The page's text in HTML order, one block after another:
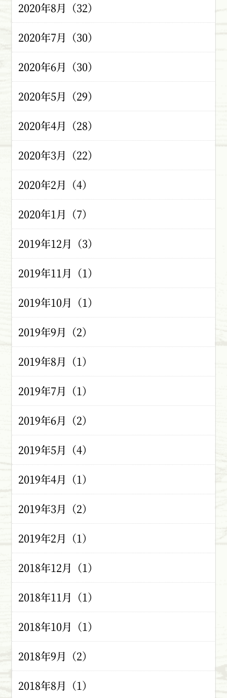
2020年8月（32）
2020年7月（30）
2020年6月（30）
2020年5月（29）
2020年4月（28）
2020年3月（22）
2020年2月（4）
2020年1月（7）
2019年12月（3）
2019年11月（1）
2019年10月（1）
2019年9月（2）
2019年8月（1）
2019年7月（1）
2019年6月（2）
2019年5月（4）
2019年4月（1）
2019年3月（2）
2019年2月（1）
2018年12月（1）
2018年11月（1）
2018年10月（1）
2018年9月（2）
2018年8月（1）